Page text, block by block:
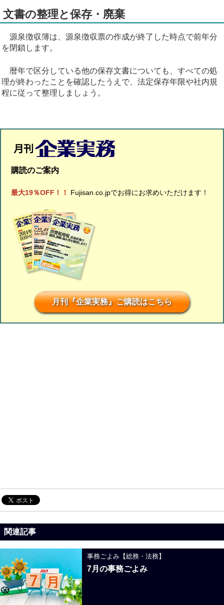
文書の整理と保存・廃棄
源泉徴収簿は、源泉徴収票の作成が終了した時点で前年分
を閉鎖します。
暦年で区分している他の保存文書についても、すべての処
理が終わったことを確認したうえで、法定保存年限や社内規
程に従って整理しましょう。
購読のご案内
最大19％OFF！！ Fujisan.co.jpでお得にお求めいただけます！
月刊『企業実務』ご購読はこちら
関連記事
事務ごよみ【総務・法務】
7月の事務ごよみ